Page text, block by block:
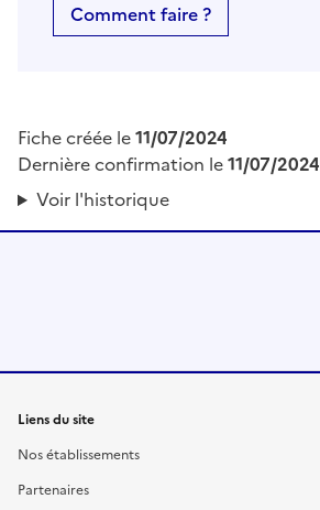
Comment faire ?
Fiche créée le11/07/2024
Dernière confirmation le11/07/2024
Voir l'historique
Liens du site
Nos établissements
Partenaires